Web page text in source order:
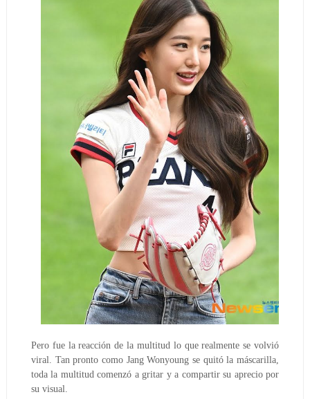
Pero fue la reacción de la multitud lo que realmente se volvió
viral. Tan pronto como Jang Wonyoung se quitó la máscarilla,
toda la multitud comenzó a gritar y a compartir su aprecio por
su visual.